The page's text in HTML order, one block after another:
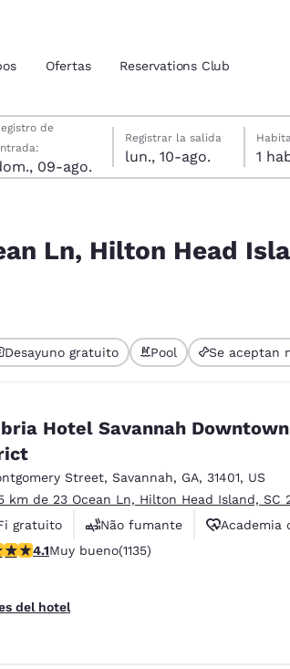
Latin America
English
Español
Germany
France
Ofertas Reservations Club
9 de agosto
de
09-ago.
10 de agosto
Registrar la salida
lun., 10-ago.
10 de agosto fecha de check-out
9 de agosto fecha de check-in
Ln, Hilton Head
Desayuno gratuito Pool Se aceptan
Hotel Savannah
Street, Savannah, GA, 31401, US
km de 23 Ocean Ln, Hilton Head Island,
gratuito
Não fumante
Academia
de 4.1 estrellas. Muy bueno. 1135 reseñas
4.1Muy bueno(1135)
del hotel